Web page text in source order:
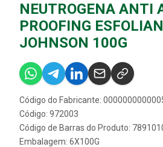
NEUTROGENA ANTI
PROOFING
JOHNSON 100G
Código do Fabricante:
Código: 972003
Código de Barras do Produto:
Embalagem: 6X100G